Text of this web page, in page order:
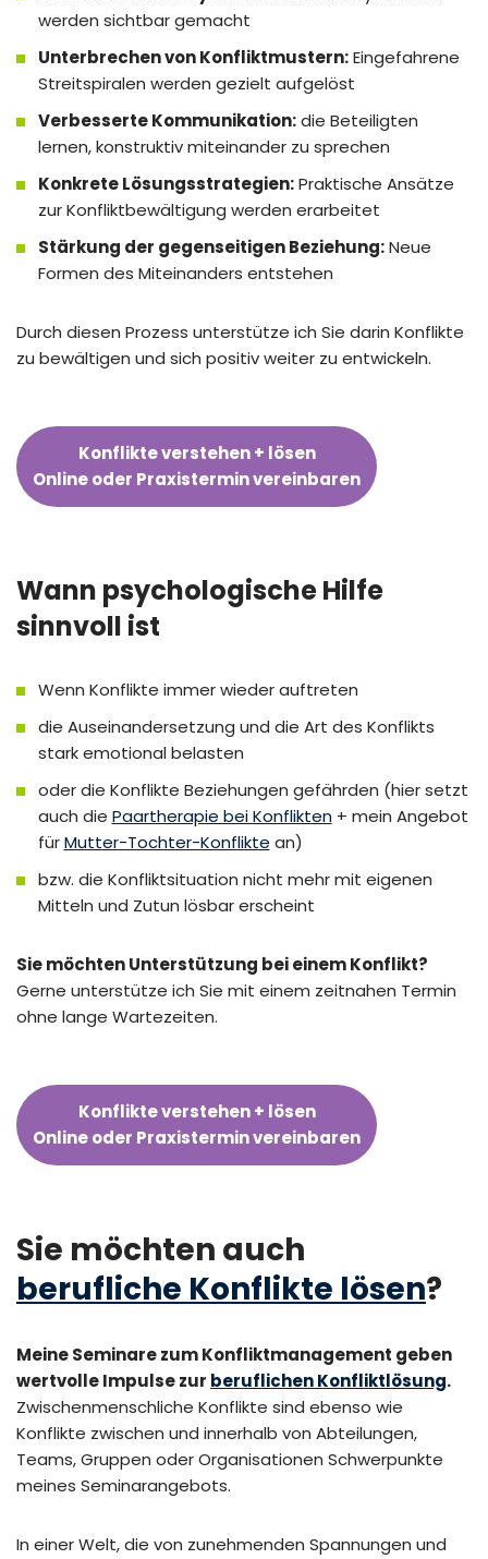
werden sichtbar gemacht
Unterbrechen von Konfliktmustern:Eingefahrene
Streitspiralen werden gezielt aufgelöst
Verbesserte Kommunikation:die Beteiligten
lernen, konstruktiv miteinander zu sprechen
Konkrete Lösungsstrategien:Praktische Ansätze
zur Konfliktbewältigung werden erarbeitet
Stärkung der gegenseitigen Beziehung:Neue
Formen des Miteinanders entstehen
Durch diesen Prozess unterstütze ich Sie darin Konflikte
zu bewältigen und sich positiv weiter zu entwickeln.
Konflikte verstehen + lösen
Online oder Praxistermin vereinbaren
Wann psychologische Hilfe
sinnvoll ist
Wenn Konflikte immer wieder auftreten
die Auseinandersetzung und die Art des Konflikts
stark emotional belasten
oder die Konflikte Beziehungen gefährden (hier setzt
auch die Paartherapie bei Konflikten+ mein Angebot
fürMutter-Tochter-Konflikte an)
bzw. die Konfliktsituation nicht mehr mit eigenen
Mitteln und Zutun lösbar erscheint
Sie möchten Unterstützung bei einem Konflikt?
Gerne unterstütze ich Sie mit einem zeitnahen Termin
ohne lange Wartezeiten.
Konflikte verstehen + lösen
Online oder Praxistermin vereinbaren
Sie möchten auch
berufliche Konflikte lösen?
Meine Seminare zum Konfliktmanagement geben
wertvolle Impulse zur beruflichen Konfliktlösung.
Zwischenmenschliche Konflikte sind ebenso wie
Konflikte zwischen und innerhalb von Abteilungen,
Teams, Gruppen oder Organisationen Schwerpunkte
meines Seminarangebots.
In einer Welt, die von zunehmenden Spannungen und